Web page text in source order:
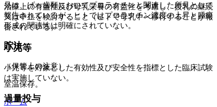
見は、げっ歯類においてプロラクチンと関連した所見として
報告されているが、ヒトではプロラクチン濃度の上昇と腫瘍
形成の関連性は明確にされていない。
貯法
（保管上の注意）
室温保存。
ホーム
治療上の有益性及び母乳栄養の有益性を考慮し、授乳の継続
又は中止を検討すること（ヒトで母乳中へ移行することが報
告されている）。
小児等
小児等を対象とした有効性及び安全性を指標とした臨床試験
は実施していない。
過量投与